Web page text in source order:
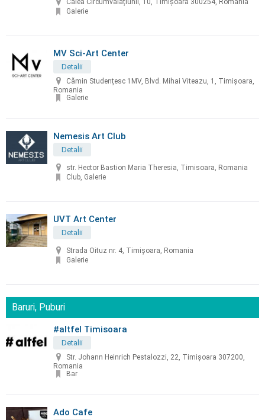
Calea Circumvalațiunii, 10, Timișoara 300254, Romania
Galerie
MV Sci-Art Center
Detalii
Cămin Studențesc 1MV, Blvd. Mihai Viteazu, 1, Timișoara,
Romania
Galerie
Nemesis Art Club
Detalii
str. Hector Bastion Maria Theresia, Timisoara, Romania
Club, Galerie
UVT Art Center
Detalii
Strada Oituz nr. 4, Timișoara, Romania
Galerie
Baruri, Puburi
#altfel Timisoara
Detalii
Str. Johann Heinrich Pestalozzi, 22, Timișoara 307200,
Romania
Bar
Ado Cafe